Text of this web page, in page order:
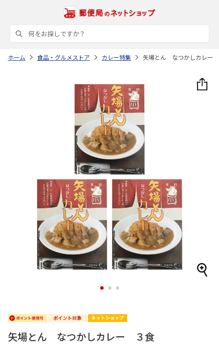
ホーム 食品・グルメストア カレー特集 矢場とん なつかしカレー
1 2 3
矢場とん なつかしカレー ３食